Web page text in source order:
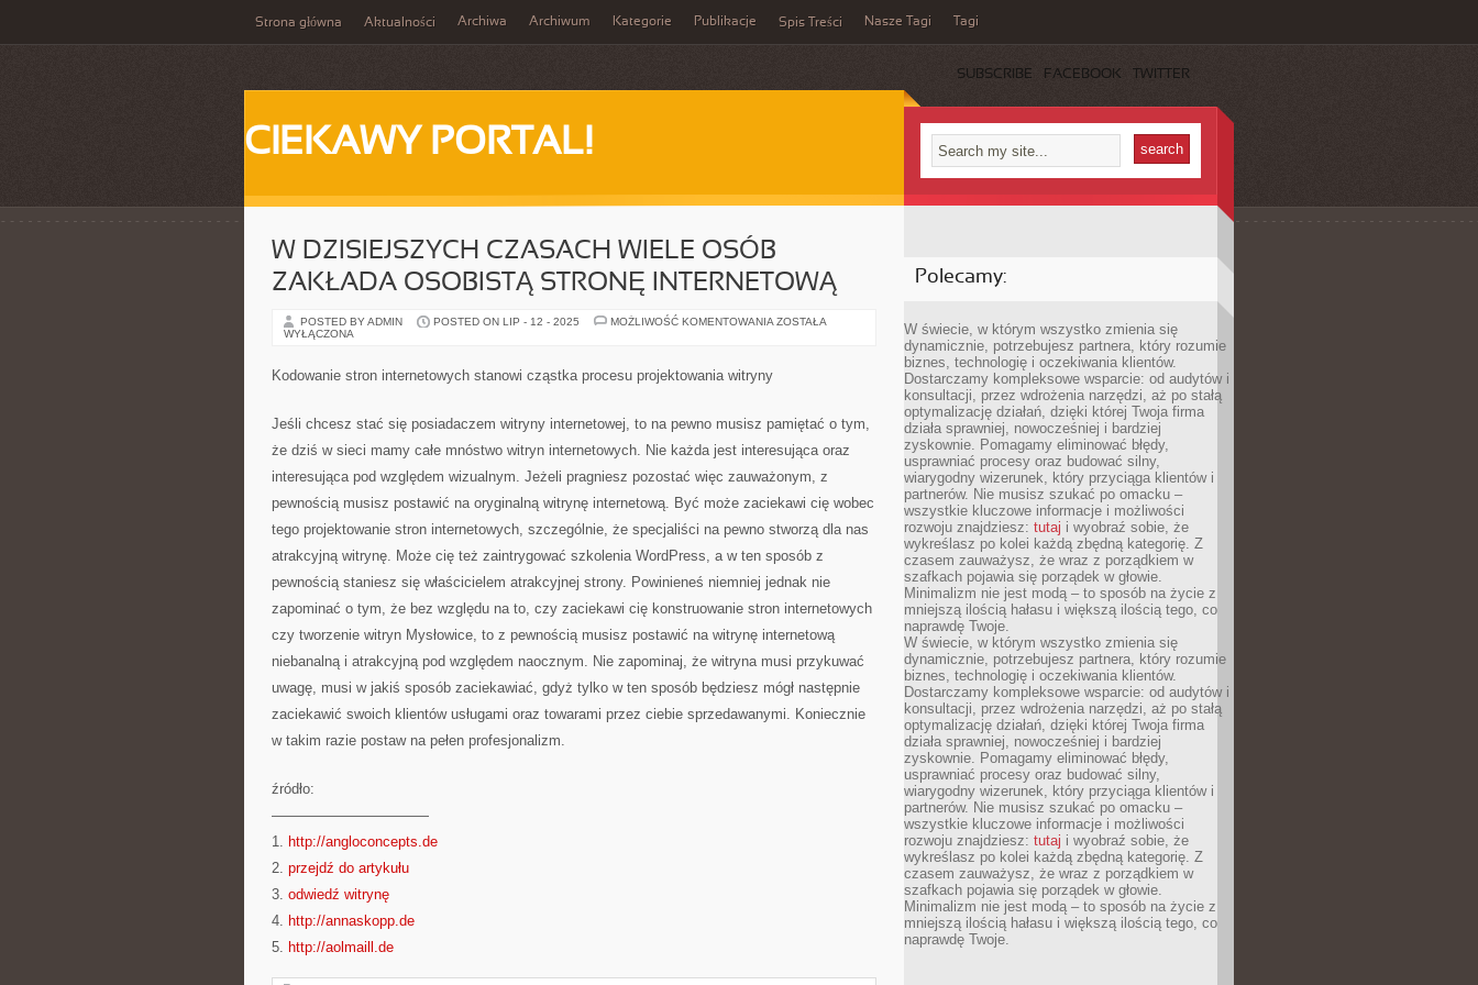
Strona główna Aktualności Archiwa Archiwum Kategorie Publikacje Spis Treści Nasze Tagi Tagi
SUBSCRIBE FACEBOOK TWITTER
CIEKAWY PORTAL!
W DZISIEJSZYCH CZASACH WIELE OSÓB
ZAKŁADA OSOBISTĄ STRONĘ INTERNETOWĄ
POSTED BY ADMIN POSTED ON LIP - 12 - 2025 MOŻLIWOŚĆ KOMENTOWANIA W
INTERNETOWĄ
ZOSTAŁA
WYŁĄCZONA
Kodowanie stron internetowych stanowi cząstka procesu projektowania witryny
Jeśli chcesz stać się posiadaczem witryny internetowej, to na pewno musisz pamiętać o tym,
że dziś w sieci mamy całe mnóstwo witryn internetowych. Nie każda jest interesująca oraz
interesująca pod względem wizualnym. Jeżeli pragniesz pozostać więc zauważonym, z
pewnością musisz postawić na oryginalną witrynę internetową. Być może zaciekawi cię wobec
tego projektowanie stron internetowych, szczególnie, że specjaliści na pewno stworzą dla nas
atrakcyjną witrynę. Może cię też zaintrygować szkolenia WordPress, a w ten sposób z
pewnością staniesz się właścicielem atrakcyjnej strony. Powinieneś niemniej jednak nie
zapominać o tym, że bez względu na to, czy zaciekawi cię konstruowanie stron internetowych
czy tworzenie witryn Mysłowice, to z pewnością musisz postawić na witrynę internetową
niebanalną i atrakcyjną pod względem naocznym. Nie zapominaj, że witryna musi przykuwać
uwagę, musi w jakiś sposób zaciekawiać, gdyż tylko w ten sposób będziesz mógł następnie
zaciekawić swoich klientów usługami oraz towarami przez ciebie sprzedawanymi. Koniecznie
w takim razie postaw na pełen profesjonalizm.
źródło:
———————————
1. http://angloconcepts.de
2. przejdź do artykułu
3. odwiedź witrynę
4. http://annaskopp.de
5. http://aolmaill.de
Polecamy:
W świecie, w którym wszystko zmienia się
dynamicznie, potrzebujesz partnera, który rozumie
biznes, technologię i oczekiwania klientów.
Dostarczamy kompleksowe wsparcie: od audytów i
konsultacji, przez wdrożenia narzędzi, aż po stałą
optymalizację działań, dzięki której Twoja firma
działa sprawniej, nowocześniej i bardziej
zyskownie. Pomagamy eliminować błędy,
usprawniać procesy oraz budować silny,
wiarygodny wizerunek, który przyciąga klientów i
partnerów. Nie musisz szukać po omacku –
wszystkie kluczowe informacje i możliwości
rozwoju znajdziesz: tutaj i wyobraź sobie, że
wykreślasz po kolei każdą zbędną kategorię. Z
czasem zauważysz, że wraz z porządkiem w
szafkach pojawia się porządek w głowie.
Minimalizm nie jest modą – to sposób na życie z
mniejszą ilością hałasu i większą ilością tego, co
naprawdę Twoje.
W świecie, w którym wszystko zmienia się
dynamicznie, potrzebujesz partnera, który rozumie
biznes, technologię i oczekiwania klientów.
Dostarczamy kompleksowe wsparcie: od audytów i
konsultacji, przez wdrożenia narzędzi, aż po stałą
optymalizację działań, dzięki której Twoja firma
działa sprawniej, nowocześniej i bardziej
zyskownie. Pomagamy eliminować błędy,
usprawniać procesy oraz budować silny,
wiarygodny wizerunek, który przyciąga klientów i
partnerów. Nie musisz szukać po omacku –
wszystkie kluczowe informacje i możliwości
rozwoju znajdziesz: tutaj i wyobraź sobie, że
wykreślasz po kolei każdą zbędną kategorię. Z
czasem zauważysz, że wraz z porządkiem w
szafkach pojawia się porządek w głowie.
Minimalizm nie jest modą – to sposób na życie z
mniejszą ilością hałasu i większą ilością tego, co
naprawdę Twoje.